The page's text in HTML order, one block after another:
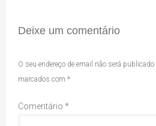
Deixe um comentário
O seu endereço de email não será publicado.
marcados com *
Comentário *